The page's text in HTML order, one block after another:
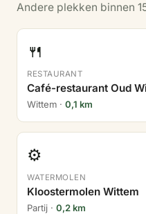
Andere plekken binnen
🍴
RESTAURANT
Café-restaurant Oud
Wittem · 0,1 km
⚙️
WATERMOLEN
Kloostermolen Wittem
Partij · 0,2 km